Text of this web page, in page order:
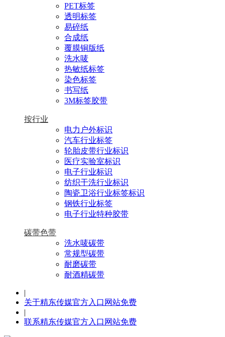
PET标签
透明标签
易碎纸
合成纸
覆膜铜版纸
洗水唛
热敏纸标签
染色标签
书写纸
3M标签胶带
按行业
电力户外标识
汽车行业标签
轮胎皮带行业标识
医疗实验室标识
电子行业标识
纺织干洗行业标识
陶瓷卫浴行业标签标识
钢铁行业标签
电子行业特种胶带
碳带色带
洗水唛碳带
常规型碳带
耐磨碳带
耐酒精碳带
|
关于精东传媒官方入口网站免费
|
联系精东传媒官方入口网站免费